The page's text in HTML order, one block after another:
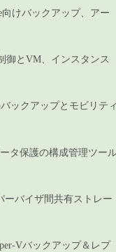
けバックアップ、アー
御とVM、インスタンス
バックアップとモビリテ
タ保護の構成管理ツー
ーバイザ間共有ストレー
Vバックアップ＆レプ